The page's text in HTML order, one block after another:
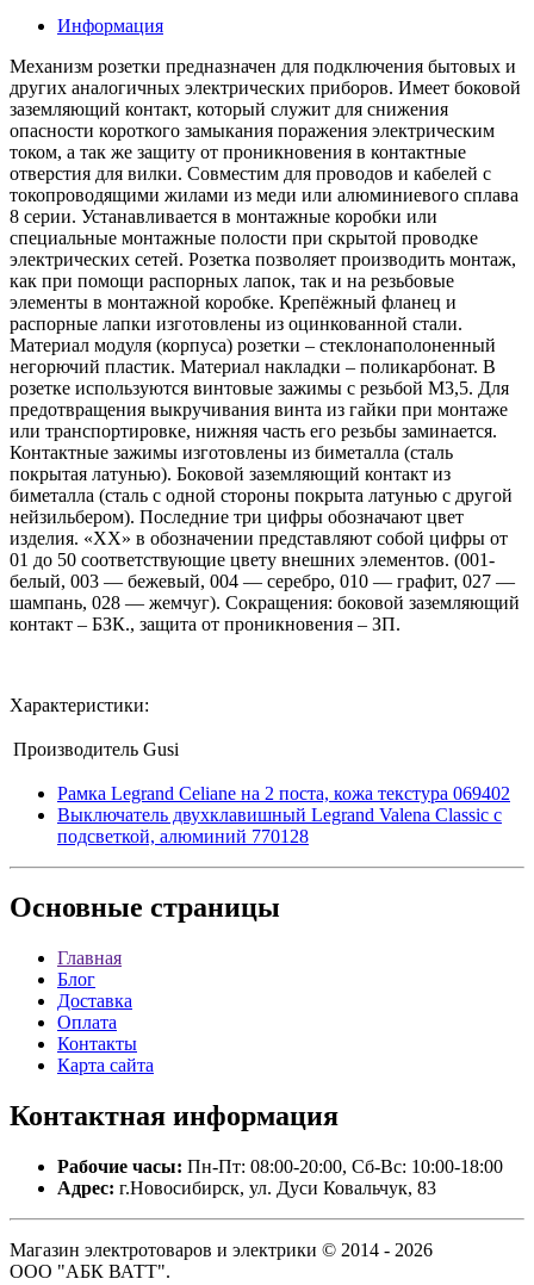
Информация
Механизм розетки предназначен для подключения бытовых и
других аналогичных электрических приборов. Имеет боковой
заземляющий контакт, который служит для снижения
опасности короткого замыкания поражения электрическим
током, а так же защиту от проникновения в контактные
отверстия для вилки. Совместим для проводов и кабелей с
токопроводящими жилами из меди или алюминиевого сплава
8 серии. Устанавливается в монтажные коробки или
специальные монтажные полости при скрытой проводке
электрических сетей. Розетка позволяет производить монтаж,
как при помощи распорных лапок, так и на резьбовые
элементы в монтажной коробке. Крепёжный фланец и
распорные лапки изготовлены из оцинкованной стали.
Материал модуля (корпуса) розетки – стеклонаполоненный
негорючий пластик. Материал накладки – поликарбонат. В
розетке используются винтовые зажимы с резьбой М3,5. Для
предотвращения выкручивания винта из гайки при монтаже
или транспортировке, нижняя часть его резьбы заминается.
Контактные зажимы изготовлены из биметалла (сталь
покрытая латунью). Боковой заземляющий контакт из
биметалла (сталь с одной стороны покрыта латунью с другой
нейзильбером). Последние три цифры обозначают цвет
изделия. «ХХ» в обозначении представляют собой цифры от
01 до 50 соответствующие цвету внешних элементов. (001-
белый, 003 — бежевый, 004 — серебро, 010 — графит, 027 —
шампань, 028 — жемчуг). Сокращения: боковой заземляющий
контакт – БЗК., защита от проникновения – ЗП.
Характеристики:
Производитель Gusi
Рамка Legrand Celiane на 2 поста, кожа текстура 069402
Выключатель двухклавишный Legrand Valena Classic с
подсветкой, алюминий 770128
Основные страницы
Главная
Блог
Доставка
Оплата
Контакты
Карта сайта
Контактная информация
Рабочие часы: Пн-Пт: 08:00-20:00, Сб-Вс: 10:00-18:00
Адрес: г.Новосибирск, ул. Дуси Ковальчук, 83
Магазин электротоваров и электрики © 2014 - 2026
ООО "АБК ВАТТ".